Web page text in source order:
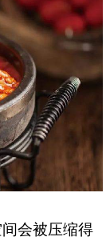
会被压缩得